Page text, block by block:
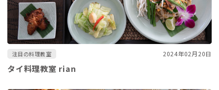
注目の料理教室 2024年02月20日
タイ料理教室 rian